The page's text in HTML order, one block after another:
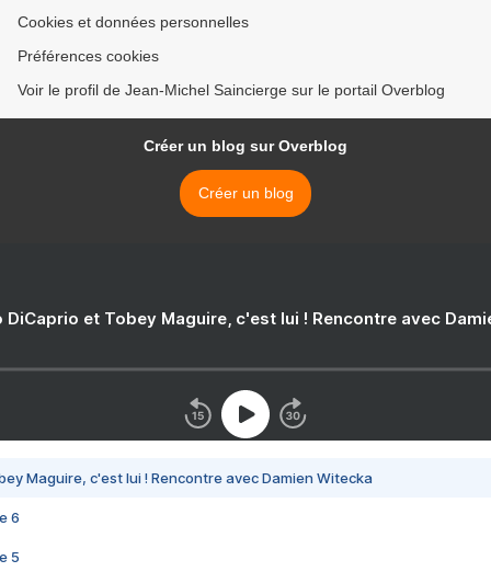
Cookies et données personnelles
Préférences cookies
Voir le profil de Jean-Michel Saincierge sur le portail Overblog
Créer un blog sur Overblog
Créer un blog
DiCaprio et Tobey Maguire, c'est lui ! Rencontre avec
Maguire, c'est lui ! Rencontre avec Damien Witecka
6
5